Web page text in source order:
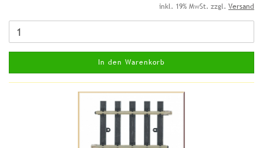
inkl. 19% MwSt. zzgl. Versand
In den Warenkorb